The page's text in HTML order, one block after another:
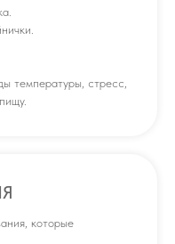
температуры, стресс,
которые